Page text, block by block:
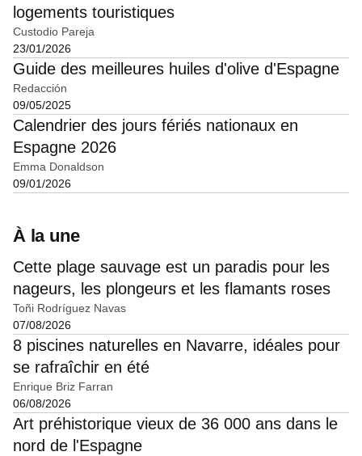
logements touristiques
Custodio Pareja
23/01/2026
Guide des meilleures huiles d'olive d'Espagne
Redacción
09/05/2025
Calendrier des jours fériés nationaux en
Espagne 2026
Emma Donaldson
09/01/2026
À la une
Cette plage sauvage est un paradis pour les
nageurs, les plongeurs et les flamants roses
Toñi Rodríguez Navas
07/08/2026
8 piscines naturelles en Navarre, idéales pour
se rafraîchir en été
Enrique Briz Farran
06/08/2026
Art préhistorique vieux de 36 000 ans dans le
nord de l'Espagne